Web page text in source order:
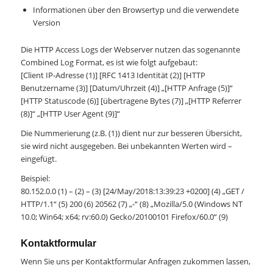
Informationen über den Browsertyp und die verwendete
Version
Die HTTP Access Logs der Webserver nutzen das sogenannte
Combined Log Format, es ist wie folgt aufgebaut:
[Client IP-Adresse (1)] [RFC 1413 Identität (2)] [HTTP
Benutzername (3)] [Datum/Uhrzeit (4)] „[HTTP Anfrage (5)]“
[HTTP Statuscode (6)] [übertragene Bytes (7)] „[HTTP Referrer
(8)]“ „[HTTP User Agent (9)]“
Die Nummerierung (z.B. (1)) dient nur zur besseren Übersicht,
sie wird nicht ausgegeben. Bei unbekannten Werten wird –
eingefügt.
Beispiel:
80.152.0.0 (1) – (2) – (3) [24/May/2018:13:39:23 +0200] (4) „GET /
HTTP/1.1“ (5) 200 (6) 20562 (7) „-“ (8) „Mozilla/5.0 (Windows NT
10.0; Win64; x64; rv:60.0) Gecko/20100101 Firefox/60.0“ (9)
Kontaktformular
Wenn Sie uns per Kontaktformular Anfragen zukommen lassen,